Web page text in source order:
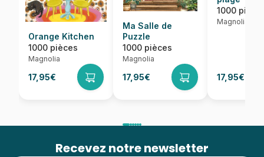
Orange Kitchen
1000 pièces
Magnolia
17,95€
Ma Salle de
Puzzle
1000 pièces
Magnolia
17,95€
1000
Magnolia
17,95€
Recevez notre newsletter